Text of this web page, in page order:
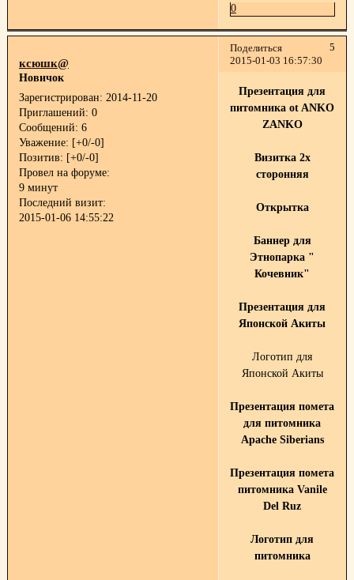
0
Поделиться
5
2015-01-03 16:57:30
ксюшк@
Новичок
Зарегистрирован: 2014-11-20
Приглашений: 0
Сообщений: 6
Уважение: [+0/-0]
Позитив: [+0/-0]
Провел на форуме:
9 минут
Последний визит:
2015-01-06 14:55:22
Презентация для
питомника ot ANKO
ZANKO
Визитка 2х
сторонняя
Открытка
Баннер для
Этнопарка "
Кочевник"
Презентация для
Японской Акиты
Логотип для
Японской Акиты
Презентация помета
для питомника
Apache Siberians
Презентация помета
питомника Vanile
Del Ruz
Логотип для
питомника